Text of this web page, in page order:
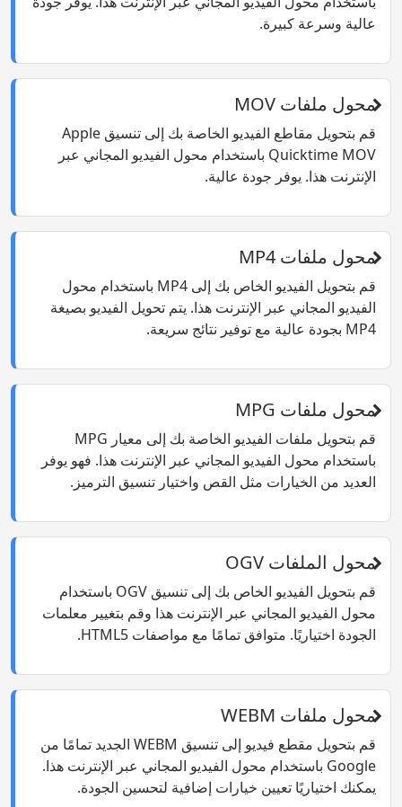
عالية وسرعة كبيرة.
محول ملفات MOV
قم بتحويل مقاطع الفيديو الخاصة بك إلى تنسيق Apple
Quicktime MOV باستخدام محول الفيديو المجاني عبر
الإنترنت هذا. يوفر جودة عالية.
محول ملفات MP4
قم بتحويل الفيديو الخاص بك إلى MP4 باستخدام محول
الفيديو المجاني عبر الإنترنت هذا. يتم تحويل الفيديو بصيغة
MP4 بجودة عالية مع توفير نتائج سريعة.
محول ملفات MPG
قم بتحويل ملفات الفيديو الخاصة بك إلى معيار MPG
باستخدام محول الفيديو المجاني عبر الإنترنت هذا. فهو يوفر
العديد من الخيارات مثل القص واختيار تنسيق الترميز.
محول الملفات OGV
قم بتحويل الفيديو الخاص بك إلى تنسيق OGV باستخدام
محول الفيديو المجاني عبر الإنترنت هذا وقم بتغيير معلمات
الجودة اختياريًا. متوافق تمامًا مع مواصفات HTML5.
محول ملفات WEBM
قم بتحويل مقطع فيديو إلى تنسيق WEBM الجديد تمامًا من
Google باستخدام محول الفيديو المجاني عبر الإنترنت هذا.
يمكنك اختياريًا تعيين خيارات إضافية لتحسين الجودة.